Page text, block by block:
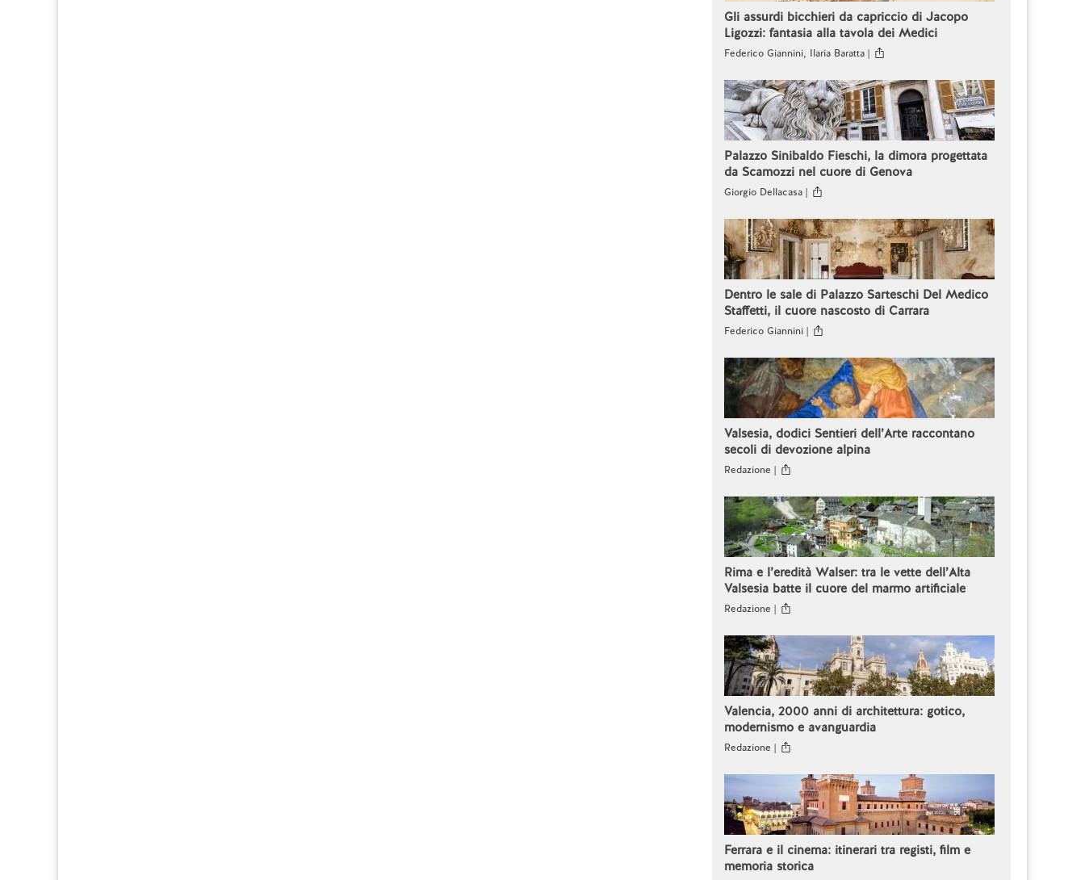
Gli assurdi bicchieri da capriccio di Jacopo
Ligozzi: fantasia alla tavola dei Medici
Federico Giannini, Ilaria Baratta |
Palazzo Sinibaldo Fieschi, la dimora progettata
da Scamozzi nel cuore di Genova
Giorgio Dellacasa |
Dentro le sale di Palazzo Sarteschi Del Medico
Staffetti, il cuore nascosto di Carrara
Federico Giannini |
Valsesia, dodici Sentieri dell’Arte raccontano
secoli di devozione alpina
Redazione |
Rima e l’eredità Walser: tra le vette dell’Alta
Valsesia batte il cuore del marmo artificiale
Redazione |
Valencia, 2000 anni di architettura: gotico,
modernismo e avanguardia
Redazione |
Ferrara e il cinema: itinerari tra registi, film e
memoria storica